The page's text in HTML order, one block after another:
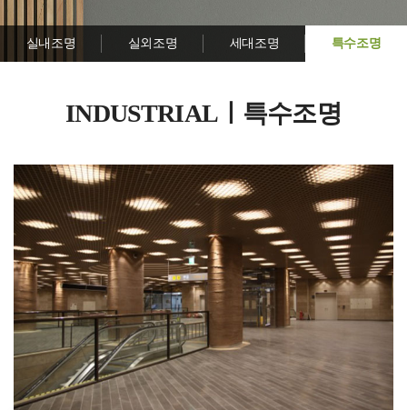
실내조명 실외조명 세대조명 특수조명
INDUSTRIALㅣ특수조명